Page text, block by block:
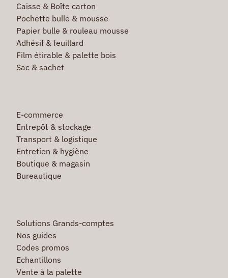
Caisse & Boîte carton
Pochette bulle & mousse
Papier bulle & rouleau mousse
Adhésif & feuillard
Film étirable & palette bois
Sac & sachet
E-commerce
Entrepôt & stockage
Transport & logistique
Entretien & hygiène
Boutique & magasin
Bureautique
Solutions Grands-comptes
Nos guides
Codes promos
Echantillons
Vente à la palette